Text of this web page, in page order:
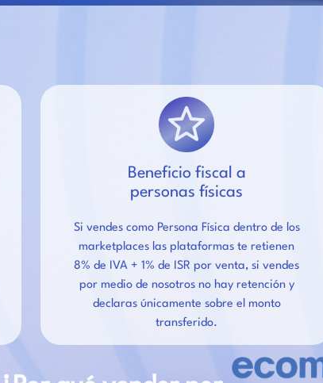
Beneficio fiscal a
personas físicas
Si vendes como Persona Física dentro de los
marketplaces las plataformas te retienen
8% de IVA + 1% de ISR por venta, si vendes
por medio de nosotros no hay retención y
declaras únicamente sobre el monto
transferido.